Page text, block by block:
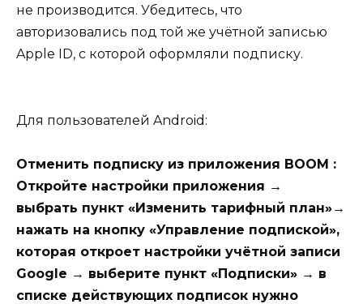
не производится. Убедитесь, что
авторизовались под той же учётной записью
Apple ID, с которой оформляли подписку.
Для пользователей Android:
Отменить подписку из приложения BOOM :
Откройте настройки приложения →
выбрать пункт «Изменить тарифный план»→
нажать на кнопку «Управление подпиской»,
которая откроет настройки учётной записи
Google → выберите пункт «Подписки» → в
списке действующих подписок нужно